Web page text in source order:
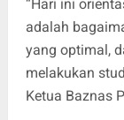
“Hari ini
adalah
yang optimal,
melakukan
Ketua Baznas